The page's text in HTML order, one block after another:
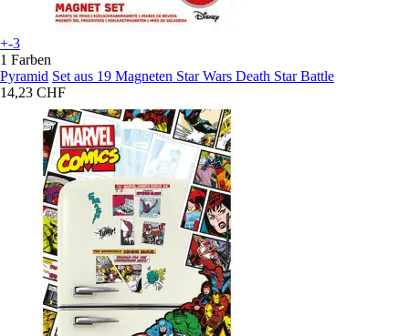
+-3
1 Farben
Pyramid Set aus 19 Magneten Star Wars Death Star Battle
14,23 CHF